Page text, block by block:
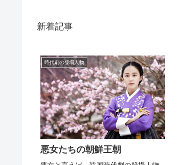
新着記事
時代劇の登場人物
悪女たちの朝鮮王朝